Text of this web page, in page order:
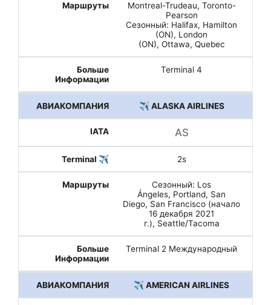
Montreal-Trudeau, Toronto-
Pearson
Сезонный: Halifax, Hamilton
(ON), London
(ON), Ottawa, Quebec
Terminal 4
✈️ ALASKA AIRLINES
AS
2s
Сезонный: Los
Ángeles, Portland, San
Diego, San Francisco (начало
16 декабря 2021
г.), Seattle/Tacoma
Terminal 2 Международный
✈️ AMERICAN AIRLINES